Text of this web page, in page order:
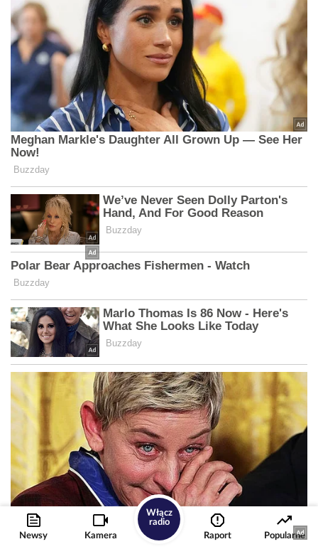
Newsy Kamera
Włącz
radio
Raport
Popularne